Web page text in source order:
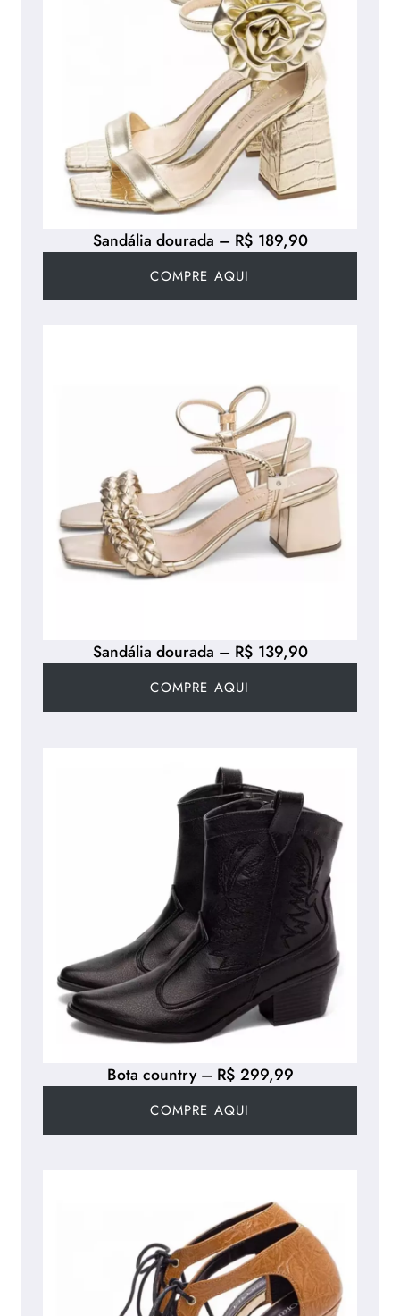
Sandália dourada – R$ 189,90
COMPRE AQUI
Sandália dourada – R$ 139,90
COMPRE AQUI
Bota country – R$ 299,99
COMPRE AQUI